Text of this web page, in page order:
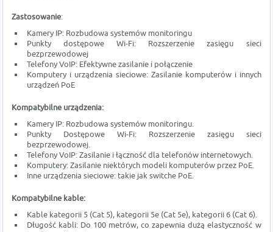
Zastosowanie:
Kamery IP: Rozbudowa systemów monitoringu
Punkty dostępowe Wi-Fi: Rozszerzenie zasięgu sieci
bezprzewodowej
Telefony VoIP: Efektywne zasilanie i połączenie
Komputery i urządzenia sieciowe: Zasilanie komputerów i innych
urządzeń PoE
Kompatybilne urządzenia:
Kamery IP: Rozbudowa systemów monitoringu.
Punkty Dostępowe Wi-Fi: Rozszerzenie zasięgu sieci
bezprzewodowej.
Telefony VoIP: Zasilanie i łączność dla telefonów internetowych.
Komputery: Zasilanie niektórych modeli komputerów przez PoE.
Inne urządzenia sieciowe: takie jak switche PoE.
Kompatybilne kable:
Kable kategorii 5 (Cat 5), kategorii 5e (Cat 5e), kategorii 6 (Cat 6).
Długość kabli: Do 100 metrów, co zapewnia dużą elastyczność w